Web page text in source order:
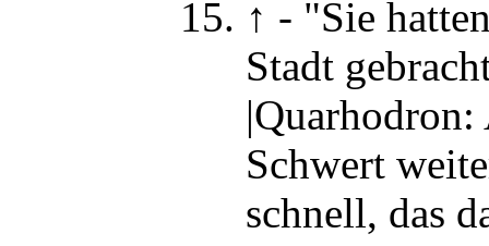
↑ - "Sie
Stadt
Schwert
schnell, das